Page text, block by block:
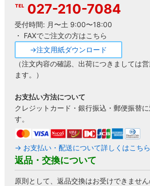
027-210-7084
受付時間: 月〜土 9:00〜18:00
・ FAXでご注文の方はこちら
→注文用紙ダウンロード
（注文内容の確認、出荷につきましては
ます。）
お支払い方法について
クレジットカード・銀行振込・郵便振替
す。
→ お支払い・配送について詳しくはこちら
返品・交換について
原則として、返品交換はお受けできませ